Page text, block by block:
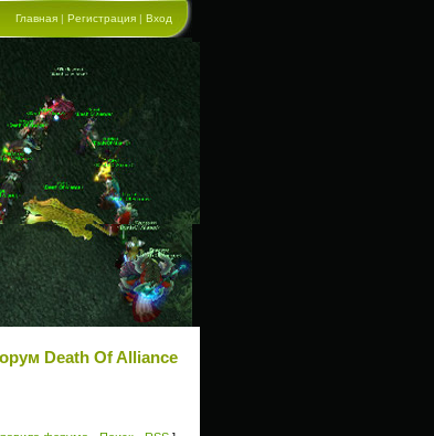
Главная | Регистрация | Вход
Death Of Alliance